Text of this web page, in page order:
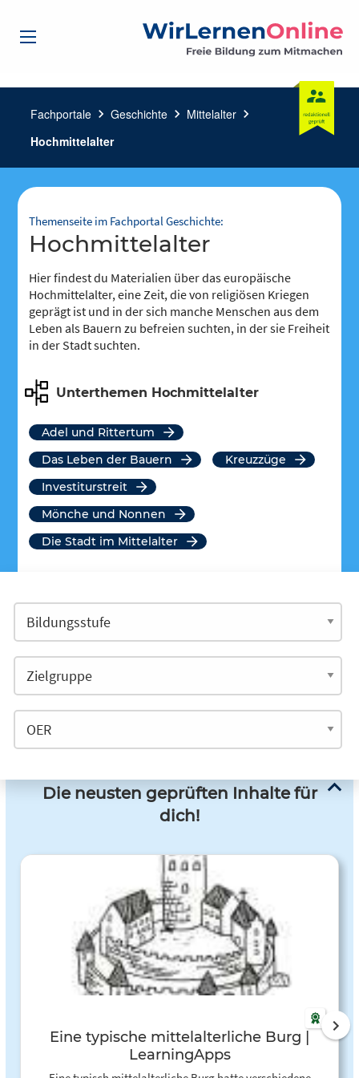
Fachportale chevron_right Geschichte chevron_right Mittelalter chevron_right
Hochmittelalter
Themenseite im Fachportal Geschichte:
Hochmittelalter
Hier findest du Materialien über das europäische
Hochmittelalter, eine Zeit, die von religiösen Kriegen
geprägt ist und in der sich manche Menschen aus dem
Leben als Bauern zu befreien suchten, in der sie Freiheit
in der Stadt suchten.
Unterthemen Hochmittelalter
Adel und Rittertum
Das Leben der Bauern
Kreuzzüge
Investiturstreit
Mönche und Nonnen
Die Stadt im Mittelalter
Die neusten geprüften Inhalte für
dich!
Eine typische mittelalterliche Burg |
LearningApps